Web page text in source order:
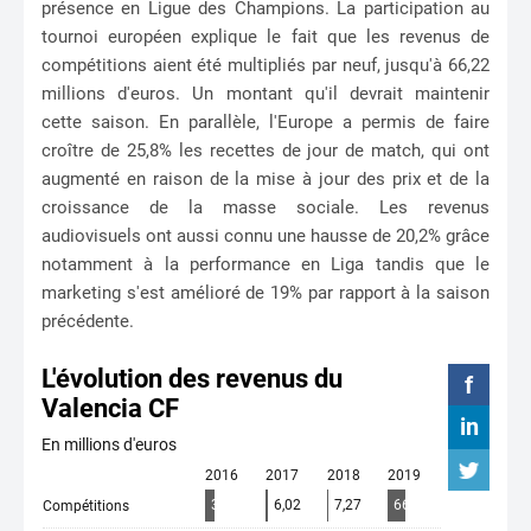
présence en Ligue des Champions. La participation au
tournoi européen explique le fait que les revenus de
compétitions aient été multipliés par neuf, jusqu'à 66,22
millions d'euros. Un montant qu'il devrait maintenir
cette saison. En parallèle, l'Europe a permis de faire
croître de 25,8% les recettes de jour de match, qui ont
augmenté en raison de la mise à jour des prix et de la
croissance de la masse sociale. Les revenus
audiovisuels ont aussi connu une hausse de 20,2% grâce
notamment à la performance en Liga tandis que le
marketing s'est amélioré de 19% par rapport à la saison
précédente.